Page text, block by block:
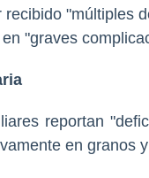
recibido "múltiples
"graves
reportan
en granos